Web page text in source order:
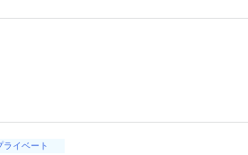
ライベート